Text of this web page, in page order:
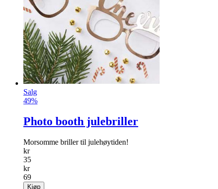
Salg
49%
Photo booth julebriller
Morsomme briller til julehøytiden!
kr
35
kr
69
Kjøp